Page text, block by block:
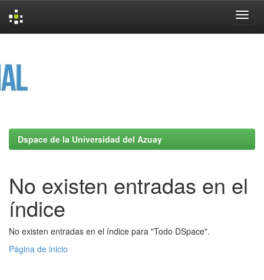
Dspace de la Universidad del Azuay
No existen entradas en el
índice
No existen entradas en el índice para "Todo DSpace".
Página de inicio